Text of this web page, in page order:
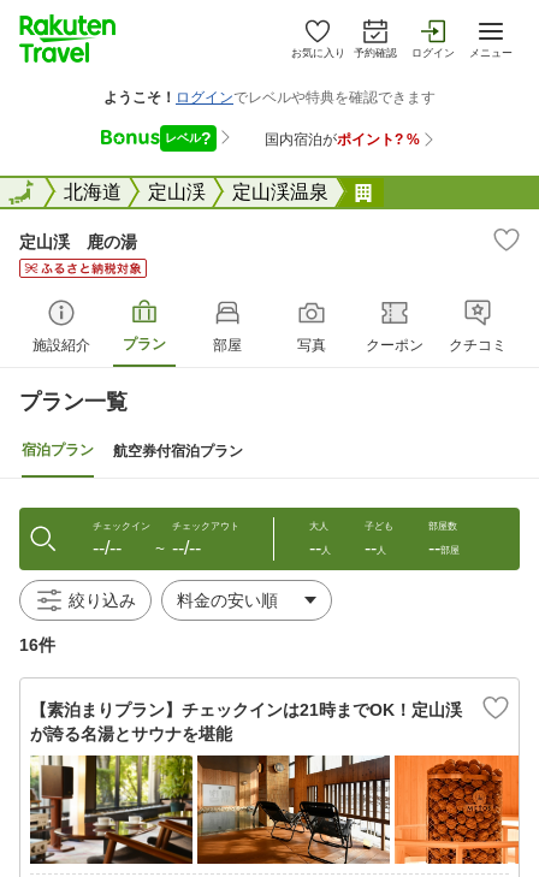
お気に入り 予約確認 ログイン メニュー
全国北海道 定山渓 定山渓温泉
全国
定山渓 鹿の湯
施設紹介 プラン 部屋 写真 クーポン クチコミ
プラン一覧
宿泊プラン 航空券付宿泊プラン
チェックイン
--/-- 〜
チェックアウト
--/--
大人
--人
子ども
--人
部屋数
--部屋
絞り込み
16件
【素泊まりプラン】チェックインは21時までOK！定山渓
が誇る名湯とサウナを堪能